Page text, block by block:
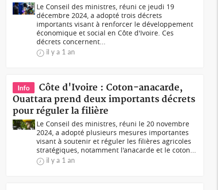
Le Conseil des ministres, réuni ce jeudi 19
décembre 2024, a adopté trois décrets
importants visant à renforcer le développement
économique et social en Côte d'Ivoire. Ces
décrets concernent...
il y a 1 an
Info
Côte d'Ivoire : Coton-anacarde,
Ouattara prend deux importants décrets
pour réguler la filière
Le Conseil des ministres, réuni le 20 novembre
2024, a adopté plusieurs mesures importantes
visant à soutenir et réguler les filières agricoles
stratégiques, notamment l'anacarde et le coton...
il y a 1 an